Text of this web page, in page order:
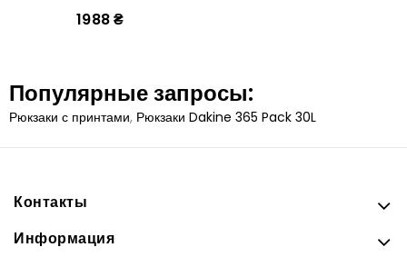
1988 ₴
Популярные запросы:
Рюкзаки с принтами, Рюкзаки Dakine 365 Pack 30L
Контакты
Информация